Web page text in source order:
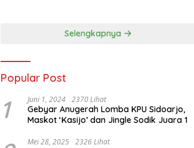
Selengkapnya
Popular Post
1 Juni 1, 2024 2370 Lihat
Gebyar Anugerah Lomba KPU Sidoarjo,
Maskot ‘Kasijo’ dan Jingle Sodik Juara 1
Mei 28, 2025 2326 Lihat